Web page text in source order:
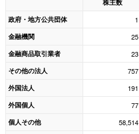
株主数
政府・地方公共団体
1
金融機関 25
金融商品取引業者 23
その他の法人 757
外国法人 191
外国個人 77
個人その他 58,514